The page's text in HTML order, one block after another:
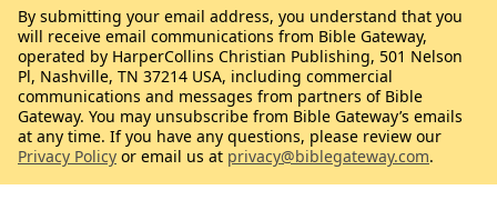
By submitting your email address, you understand that you
will receive email communications from Bible Gateway,
operated by HarperCollins Christian Publishing, 501 Nelson
Pl, Nashville, TN 37214 USA, including commercial
communications and messages from partners of Bible
Gateway. You may unsubscribe from Bible Gateway’s emails
at any time. If you have any questions, please review our
Privacy Policy or email us at privacy@biblegateway.com.